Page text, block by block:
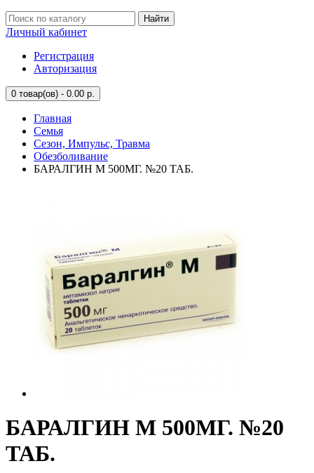
Найти
Личный кабинет
Регистрация
Авторизация
0 товар(ов) - 0.00 р.
Главная
Семья
Сезон, Импульс, Травма
Обезболивание
БАРАЛГИН М 500МГ. №20 ТАБ.
БАРАЛГИН М 500МГ. №20
ТАБ.